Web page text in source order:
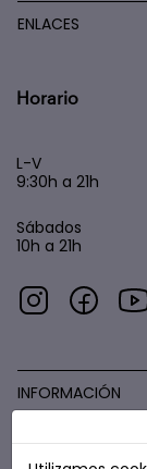
ENLACES
Horario
L-V
9:30h a 21h
Sábados
10h a 21h
INFORMACIÓN